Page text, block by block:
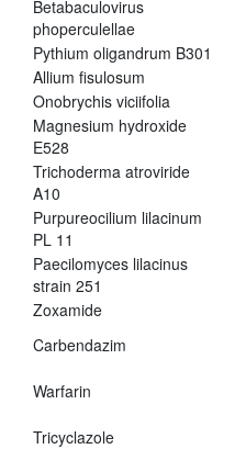
Betabaculovirus
phoperculellae
Pythium oligandrum B301
Allium fisulosum
Onobrychis viciifolia
Magnesium hydroxide
E528
Trichoderma atroviride
A10
Purpureocilium lilacinum
PL 11
Paecilomyces lilacinus
strain 251
Zoxamide
Carbendazim
Warfarin
Tricyclazole